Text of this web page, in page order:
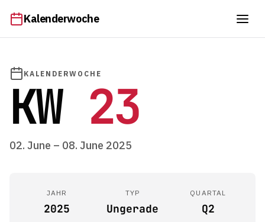
Kalenderwoche
KALENDERWOCHE
KW 23
02. June – 08. June 2025
JAHR
2025
TYP
Ungerade
QUARTAL
Q2